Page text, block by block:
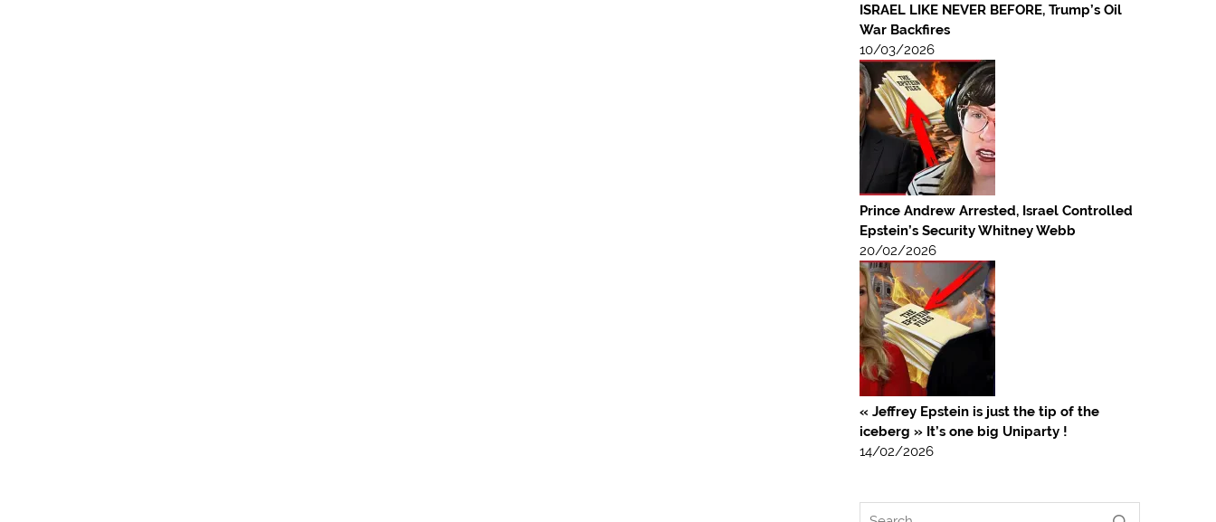
ISRAEL LIKE NEVER BEFORE, Trump’s Oil
War Backfires
10/03/2026
Prince Andrew Arrested, Israel Controlled
Epstein’s Security Whitney Webb
20/02/2026
« Jeffrey Epstein is just the tip of the
iceberg » It’s one big Uniparty !
14/02/2026